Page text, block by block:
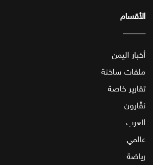
الأقسام
أخبار اليمن
ملفات ساخنة
تقارير خاصة
نقّارون
العرب
عالمي
رياضة